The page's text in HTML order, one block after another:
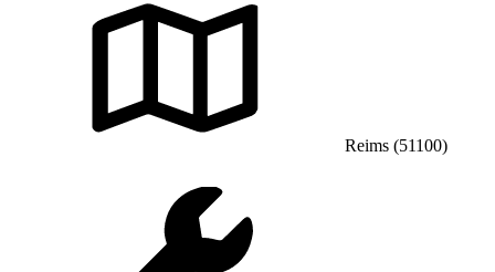
Reims (51100)